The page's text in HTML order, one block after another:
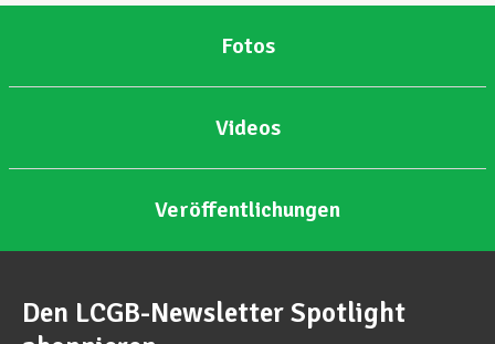
Fotos
Videos
Veröffentlichungen
Den LCGB-Newsletter Spotlight